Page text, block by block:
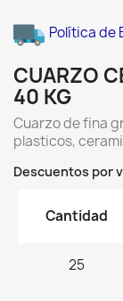
Política de
CUARZO
40 KG
Cuarzo de fina
plasticos,
Descuentos por
Cantidad
25